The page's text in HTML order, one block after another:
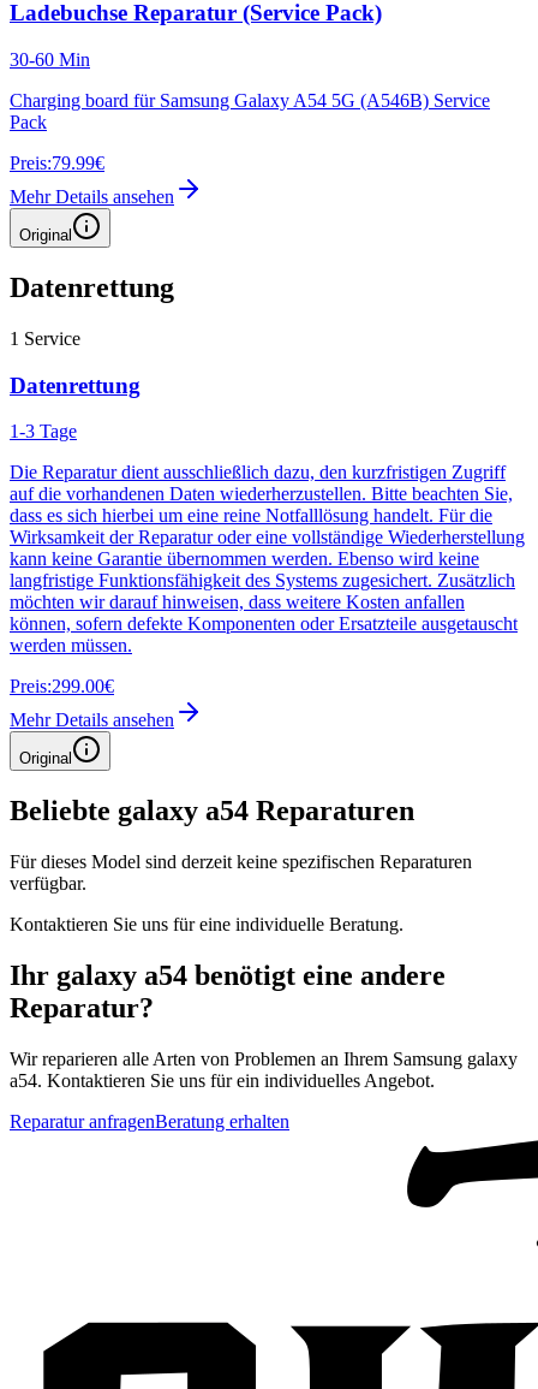
Ladebuchse Reparatur (Service Pack)
30-60 Min
Charging board für Samsung Galaxy A54 5G (A546B) Service
Pack
Preis:79.99€
Mehr Details ansehen
Original
Datenrettung
1 Service
Datenrettung
1-3 Tage
Die Reparatur dient ausschließlich dazu, den kurzfristigen Zugriff
auf die vorhandenen Daten wiederherzustellen. Bitte beachten Sie,
dass es sich hierbei um eine reine Notfalllösung handelt. Für die
Wirksamkeit der Reparatur oder eine vollständige Wiederherstellung
kann keine Garantie übernommen werden. Ebenso wird keine
langfristige Funktionsfähigkeit des Systems zugesichert. Zusätzlich
möchten wir darauf hinweisen, dass weitere Kosten anfallen
können, sofern defekte Komponenten oder Ersatzteile ausgetauscht
werden müssen.
Preis:299.00€
Mehr Details ansehen
Original
Beliebte galaxy a54 Reparaturen
Für dieses Model sind derzeit keine spezifischen Reparaturen
verfügbar.
Kontaktieren Sie uns für eine individuelle Beratung.
Ihr galaxy a54 benötigt eine andere
Reparatur?
Wir reparieren alle Arten von Problemen an Ihrem Samsung galaxy
a54. Kontaktieren Sie uns für ein individuelles Angebot.
Reparatur anfragenBeratung erhalten